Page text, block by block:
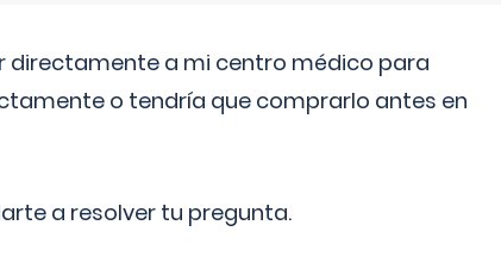
directamente a mi centro médico para
o tendría que comprarlo antes en
a resolver tu pregunta.